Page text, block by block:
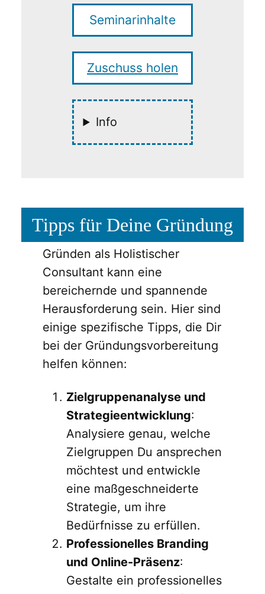
Seminarinhalte
Zuschuss holen
Info
Tipps für Deine Gründung
Gründen als Holistischer
Consultant kann eine
bereichernde und spannende
Herausforderung sein. Hier sind
einige spezifische Tipps, die Dir
bei der Gründungsvorbereitung
helfen können:
Zielgruppenanalyse und
Strategieentwicklung:
Analysiere genau, welche
Zielgruppen Du ansprechen
möchtest und entwickle
eine maßgeschneiderte
Strategie, um ihre
Bedürfnisse zu erfüllen.
Professionelles Branding
und Online-Präsenz:
Gestalte ein professionelles